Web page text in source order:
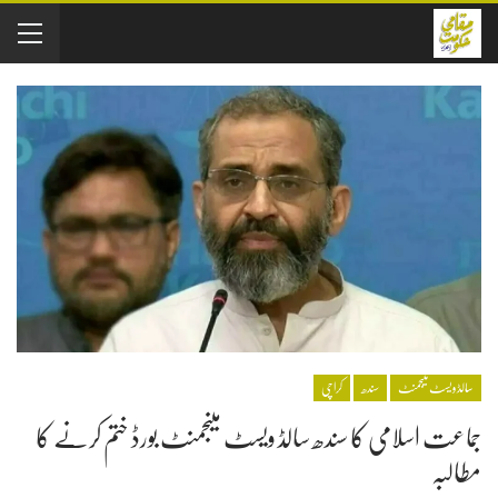
سالڈویسٹ منیجمنٹ سندھ کراچی
جماعت اسلامی کا سندھ سالڈ ویسٹ مینجمنٹ بورڈ ختم کرنے کا
مطالبہ